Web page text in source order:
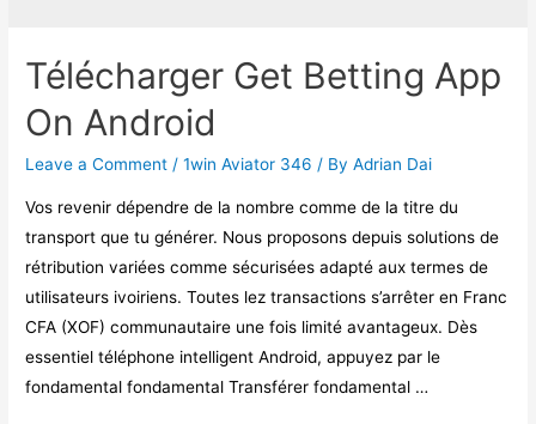
Télécharger Get Betting App
On Android
Leave a Comment /1win Aviator 346 / ByAdrian Dai
Vos revenir dépendre de la nombre comme de la titre du
transport que tu générer. Nous proposons depuis solutions de
rétribution variées comme sécurisées adapté aux termes de
utilisateurs ivoiriens. Toutes lez transactions s’arrêter en Franc
CFA (XOF) communautaire une fois limité avantageux. Dès
essentiel téléphone intelligent Android, appuyez par le
fondamental fondamental Transférer fondamental …